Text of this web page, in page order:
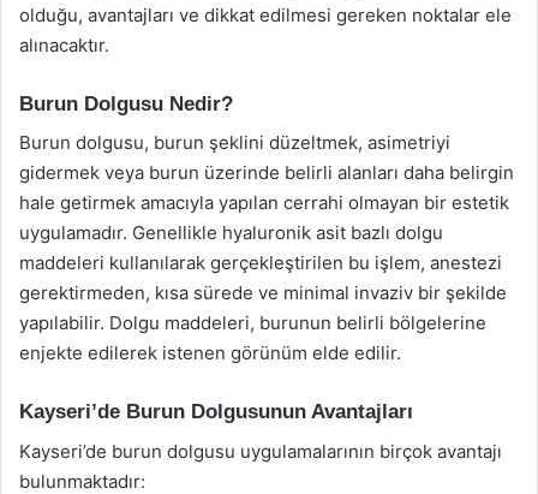
olduğu, avantajları ve dikkat edilmesi gereken noktalar ele
alınacaktır.
Burun Dolgusu Nedir?
Burun dolgusu, burun şeklini düzeltmek, asimetriyi
gidermek veya burun üzerinde belirli alanları daha belirgin
hale getirmek amacıyla yapılan cerrahi olmayan bir estetik
uygulamadır. Genellikle hyaluronik asit bazlı dolgu
maddeleri kullanılarak gerçekleştirilen bu işlem, anestezi
gerektirmeden, kısa sürede ve minimal invaziv bir şekilde
yapılabilir. Dolgu maddeleri, burunun belirli bölgelerine
enjekte edilerek istenen görünüm elde edilir.
Kayseri’de Burun Dolgusunun Avantajları
Kayseri’de burun dolgusu uygulamalarının birçok avantajı
bulunmaktadır: